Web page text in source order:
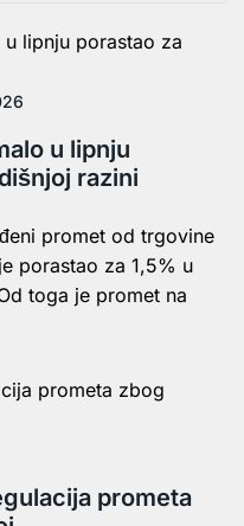
u lipnju
razini
promet od trgovine
porastao za 1,5% u
toga je promet na
prometa